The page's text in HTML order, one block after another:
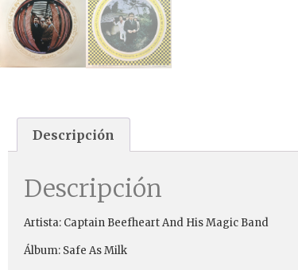
Descripción
Descripción
Artista: Captain Beefheart And His Magic Band ‎
Álbum: Safe As Milk